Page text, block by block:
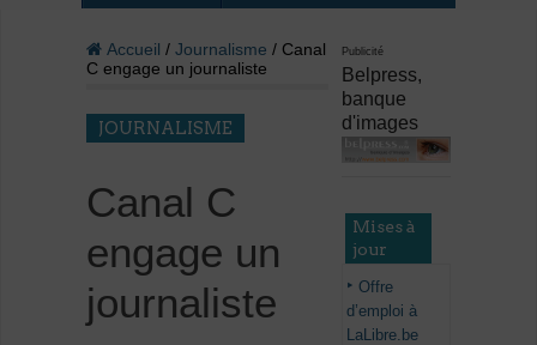
Accueil / Journalisme / Canal
C engage un journaliste
JOURNALISME
Canal C
engage un
journaliste
Publicité
Belpress,
banque
d'images
Mises à
jour
Offre
d’emploi à
LaLibre.be